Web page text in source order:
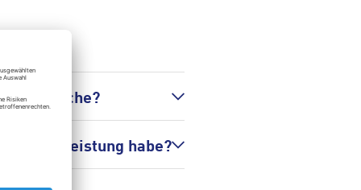
Gewährleistung habe?